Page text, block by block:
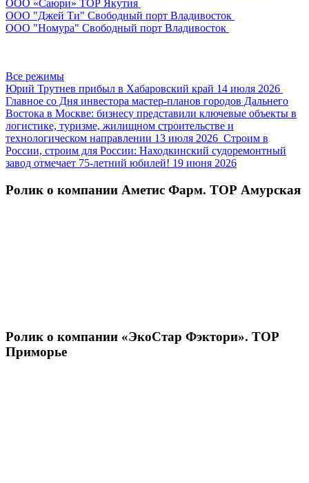
ООО «Саюри» ТОР Якутия
ООО "Джей Ти" Свободный порт Владивосток
ООО "Номура" Свободный порт Владивосток
Все режимы
Юрий Трутнев прибыл в Хабаровский край 14 июля 2026
Главное со Дня инвестора мастер-планов городов Дальнего
Востока в Москве: бизнесу представили ключевые объекты в
логистике, туризме, жилищном строительстве и
технологическом направлении 13 июля 2026 Строим в
России, строим для России: Находкинский судоремонтный
завод отмечает 75-летний юбилей! 19 июня 2026
Ролик о компании Аметис Фарм. ТОР Амурская
Ролик о компании «ЭкоСтар Фэктори». ТОР
Приморье